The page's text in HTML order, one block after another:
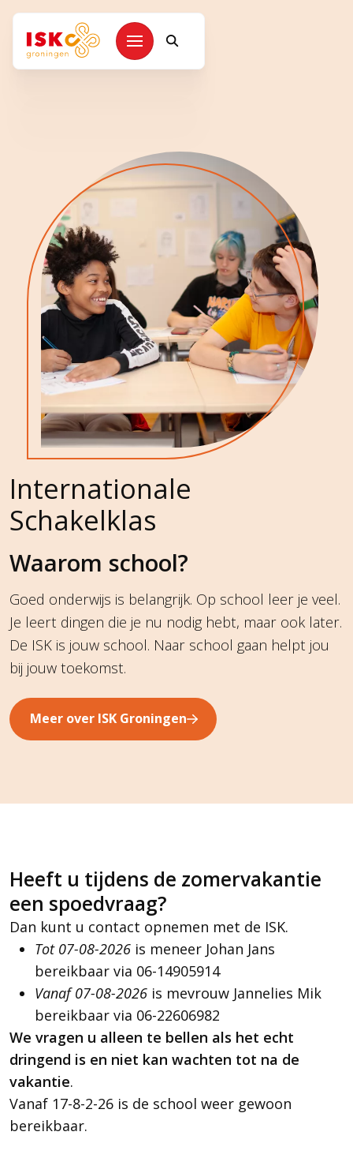
Internationale
Schakelklas
Waarom school?
Goed onderwijs is belangrijk. Op school leer je veel.
Je leert dingen die je nu nodig hebt, maar ook later.
De ISK is jouw school. Naar school gaan helpt jou
bij jouw toekomst.
Meer over ISK Groningen
Heeft u tijdens de zomervakantie
een spoedvraag?
Dan kunt u contact opnemen met de ISK.
Tot 07-08-2026 is meneer Johan Jans
bereikbaar via 06-14905914
Vanaf 07-08-2026 is mevrouw Jannelies Mik
bereikbaar via 06-22606982
We vragen u alleen te bellen als het echt
dringend is en niet kan wachten tot na de
vakantie.
Vanaf 17-8-2-26 is de school weer gewoon
bereikbaar.